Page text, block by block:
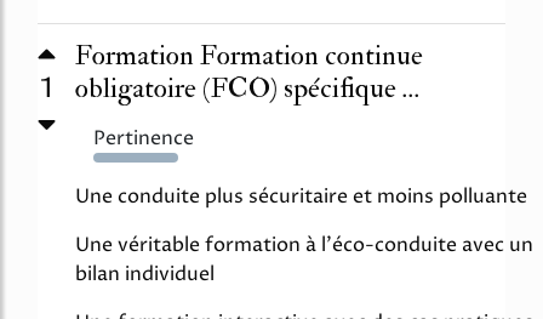
1
Formation Formation continue
obligatoire (FCO) spécifique ...
Pertinence
414%
Une conduite plus sécuritaire et moins polluante
Une véritable formation à l'éco-conduite avec un
bilan individuel